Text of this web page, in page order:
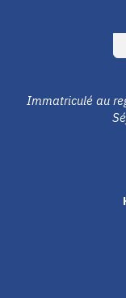
Immatriculé au